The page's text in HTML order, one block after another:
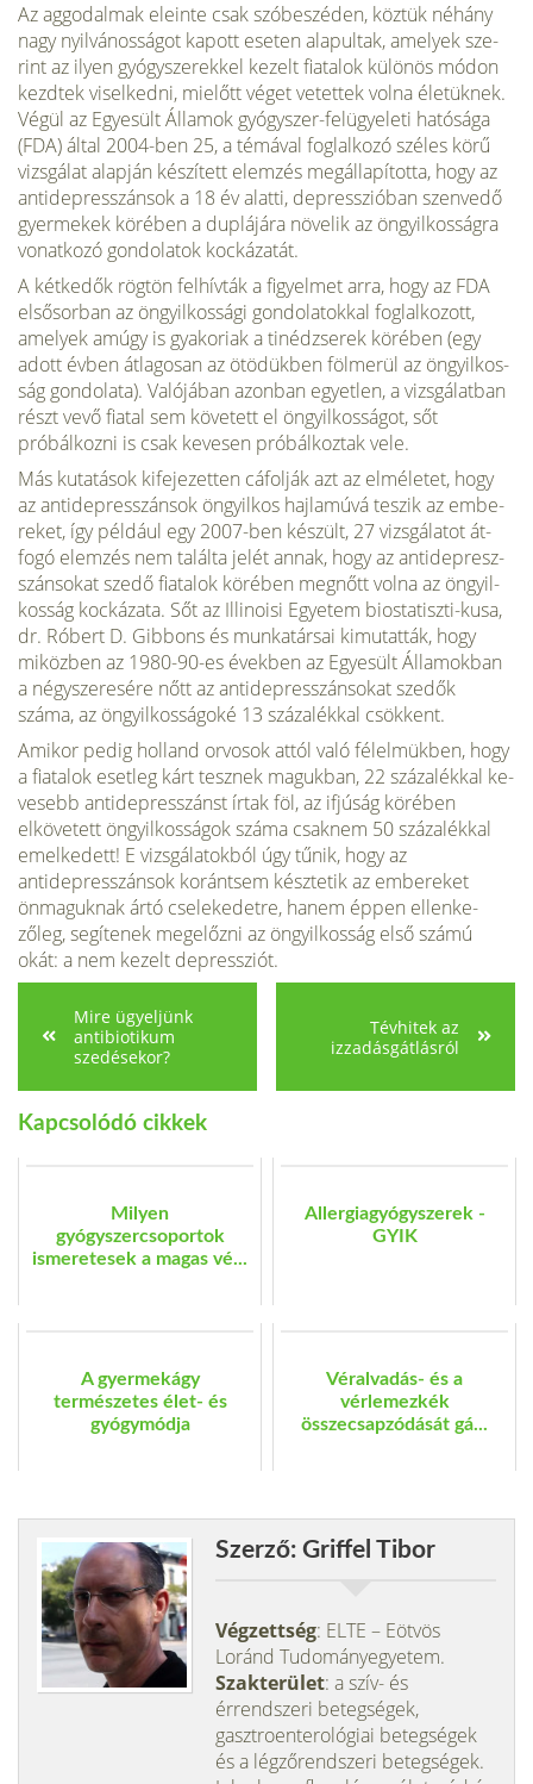
Az aggodalmak eleinte csak szóbeszéden, köztük néhány
nagy nyilvánosságot kapott eseten alapultak, amelyek sze­
rint az ilyen gyógyszerekkel kezelt fiatalok különös módon
kezdtek viselkedni, mielőtt véget vetettek volna életüknek.
Végül az Egyesült Államok gyógyszer-felügyeleti hatósága
(FDA) által 2004-ben 25, a té­mával foglalkozó széles körű
vizsgálat alapján készített elemzés megállapította, hogy az
antidepresszánsok a 18 év alatti, depresszióban szenvedő
gyermekek körében a duplá­jára növelik az öngyilkosság­ra
vonatkozó gondolatok koc­kázatát.
A kétkedők rögtön felhívták a figyelmet arra, hogy az FDA
elsősorban az öngyilkossági gondolatokkal foglalkozott,
amelyek amúgy is gyakoriak a tinédzserek körében (egy
adott évben átlagosan az ötö­dükben fölmerül az öngyilkos­
ság gondolata). Valójában azonban egyetlen, a vizsgálat­ban
részt vevő fiatal sem köve­tett el öngyilkosságot, sőt
próbálkozni is csak kevesen próbálkoztak vele.
Más kutatások kifejezetten cáfolják azt az elméletet, hogy
az antidepresszánsok öngyil­kos hajlamúvá teszik az embe­
reket, így például egy 2007-ben készült, 27 vizsgálatot át­
fogó elemzés nem találta jelét annak, hogy az antidepresz-
szánsokat szedő fiatalok köré­ben megnőtt volna az öngyil­
kosság kockázata. Sőt az Illinoisi Egyetem biostatiszti-kusa,
dr. Róbert D. Gibbons és munkatársai kimutatták, hogy
miközben az 1980-90-es években az Egyesült Államok­ban
a négyszeresére nőtt az antidepresszánsokat szedők
száma, az öngyilkosságoké 13 százalékkal csökkent.
Ami­kor pedig holland orvosok attól való félelmükben, hogy
a fiatalok esetleg kárt tesznek magukban, 22 százalékkal ke­
vesebb antidepresszánst írtak föl, az ifjúság körében
elköve­tett öngyilkosságok száma csaknem 50 százalékkal
emelkedett! E vizsgálatokból úgy tűnik, hogy az
antidepresszánsok korántsem késztetik az embe­reket
önmaguknak ártó csele­kedetre, hanem éppen ellenke­
zőleg, segítenek megelőzni az öngyilkosság első számú
okát: a nem kezelt depressziót.
Mire ügyeljünk
antibiotikum
szedésekor?
Tévhitek az
izzadásgátlásról
Kapcsolódó cikkek
Milyen
gyógyszercsoportok
ismeretesek a magas vé...
Allergiagyógyszerek -
GYIK
A gyermekágy
természetes élet- és
gyógymódja
Véralvadás- és a
vérlemezkék
összecsapzódását gá...
Szerző: Griffel Tibor
Végzettség: ELTE – Eötvös
Loránd Tudományegyetem.
Szakterület: a szív- és
érrendszeri betegségek,
gasztroenterológiai betegségek
és a légzőrendszeri betegségek.